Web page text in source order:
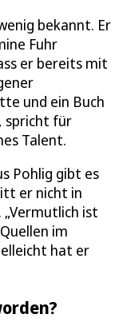
bekannt. Er
Fuhr
er bereits mit
und ein Buch
spricht für
Talent.
Pohlig gibt es
er nicht in
„Vermutlich ist
im
hat er